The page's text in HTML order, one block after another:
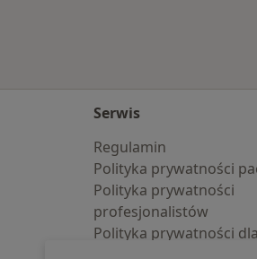
Serwis
Regulamin
Polityka prywatności
Polityka prywatności
profesjonalistów
Polityka prywatności dla